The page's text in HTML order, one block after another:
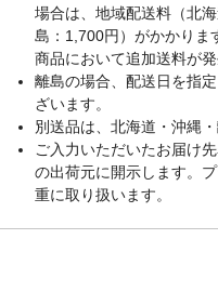
に注意
る恐れ
ださい
お手入れ方法
●洗濯
移染
けて洗
いでく
生産国
販売元
株式会
場合は、地域配送料（北
島：1,700円）がかかりま
商品において追加送料が
離島の場合、配送日を指
ざいます。
別送品は、北海道・沖縄
ご入力いただいたお届け
の出荷元に開示します。
重に取り扱います。